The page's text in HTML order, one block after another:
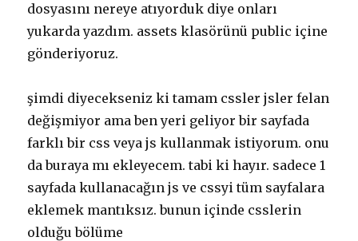
dosyasını nereye atıyorduk diye onları
yukarda yazdım. assets klasörünü public içine
gönderiyoruz.
şimdi diyecekseniz ki tamam cssler jsler felan
değişmiyor ama ben yeri geliyor bir sayfada
farklı bir css veya js kullanmak istiyorum. onu
da buraya mı ekleyecem. tabi ki hayır. sadece 1
sayfada kullanacağın js ve cssyi tüm sayfalara
eklemek mantıksız. bunun içinde csslerin
olduğu bölüme